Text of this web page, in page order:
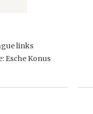
links
Esche Konus